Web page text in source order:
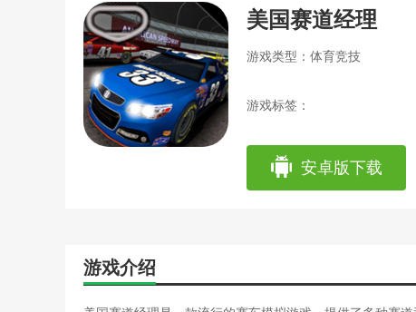
美国赛道经理
游戏类型：体育竞技
游戏标签：
安卓版下载
游戏介绍